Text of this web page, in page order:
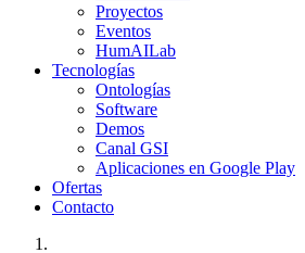
Proyectos
Eventos
HumAILab
Tecnologías
Ontologías
Software
Demos
Canal GSI
Aplicaciones en Google Play
Ofertas
Contacto